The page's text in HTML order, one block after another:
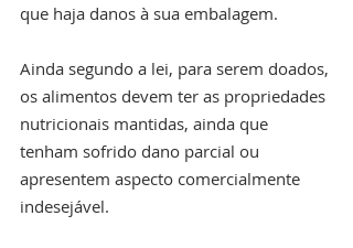
que haja danos à sua embalagem.
Ainda segundo a lei, para serem doados,
os alimentos devem ter as propriedades
nutricionais mantidas, ainda que
tenham sofrido dano parcial ou
apresentem aspecto comercialmente
indesejável.